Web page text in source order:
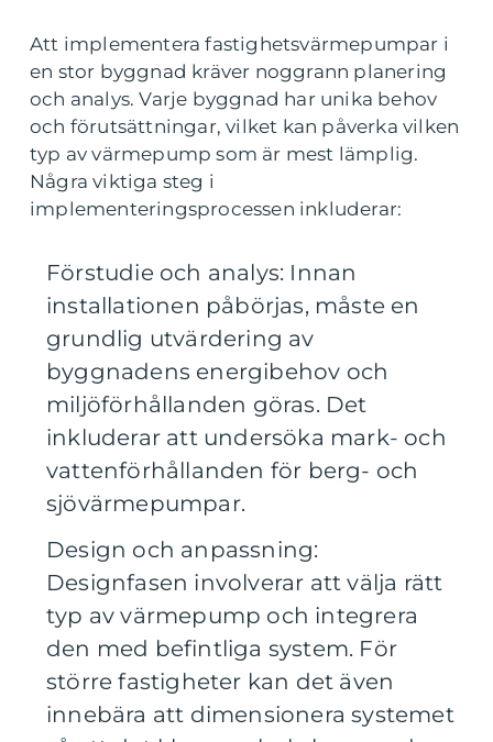
Att implementera fastighetsvärmepumpar i
en stor byggnad kräver noggrann planering
och analys. Varje byggnad har unika behov
och förutsättningar, vilket kan påverka vilken
typ av värmepump som är mest lämplig.
Några viktiga steg i
implementeringsprocessen inkluderar:
Förstudie och analys: Innan
installationen påbörjas, måste en
grundlig utvärdering av
byggnadens energibehov och
miljöförhållanden göras. Det
inkluderar att undersöka mark- och
vattenförhållanden för berg- och
sjövärmepumpar.
Design och anpassning:
Designfasen involverar att välja rätt
typ av värmepump och integrera
den med befintliga system. För
större fastigheter kan det även
innebära att dimensionera systemet